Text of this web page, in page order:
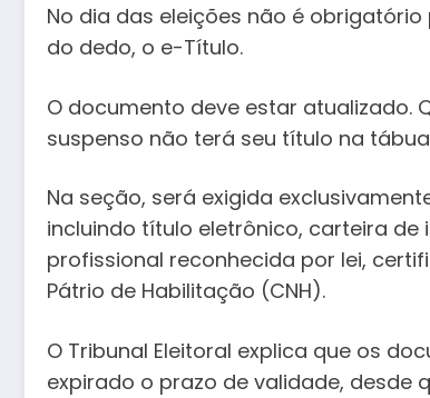
No dia das eleições não é
do dedo, o e-Título.
O documento deve estar atualizado.
suspenso não terá seu título na
Na seção, será exigida
incluindo título eletrônico, carteira
profissional reconhecida por lei,
Pátrio de Habilitação (CNH).
O Tribunal Eleitoral explica que os
expirado o prazo de validade,